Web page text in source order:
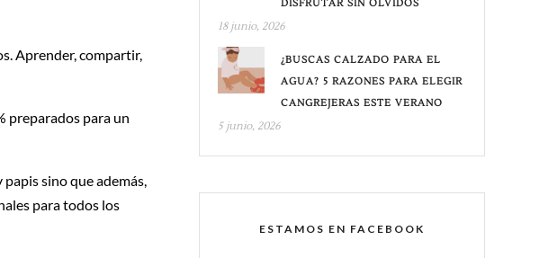
Aprender, compartir,
preparados para un
sino que además,
para todos los
DISFRUTAR SIN OLVIDOS
18 junio, 2026
¿BUSCAS CALZADO PARA EL
AGUA? 5 RAZONES PARA ELEGIR
CANGREJERAS ESTE VERANO
5 junio, 2026
ESTAMOS EN FACEBOOK